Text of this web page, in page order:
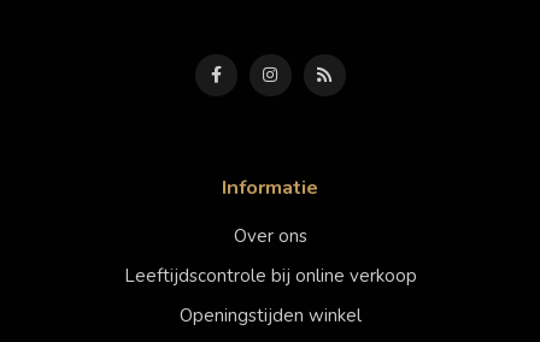
Informatie
Over ons
Leeftijdscontrole bij online verkoop
Openingstijden winkel